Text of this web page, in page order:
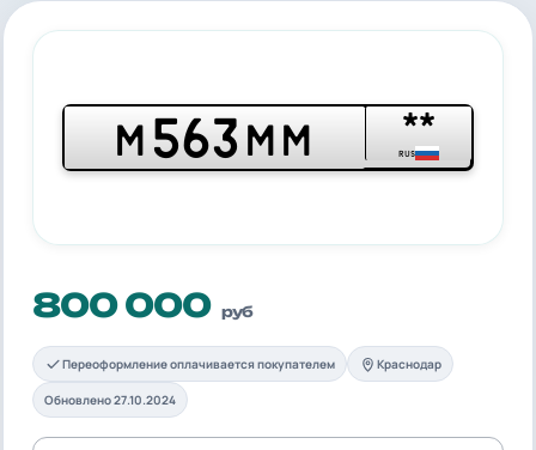
М563ММ **
RUS
800 000 руб
Переоформление оплачивается покупателем Краснодар
Обновлено 27.10.2024